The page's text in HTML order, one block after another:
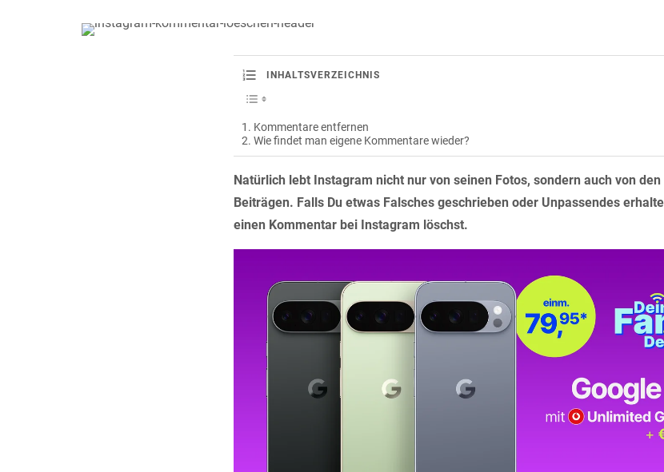
INHALTSVERZEICHNIS
Kommentare entfernen
Wie findet man eigene Kommentare wieder?
Natürlich lebt Instagram nicht nur von seinen Fotos, sondern auch von
Beiträgen. Falls Du etwas Falsches geschrieben oder Unpassendes
einen Kommentar bei Instagram löschst.